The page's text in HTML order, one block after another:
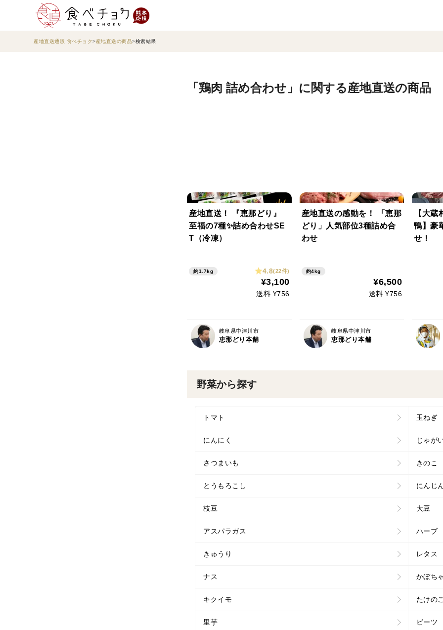
産地直送通販 食べチョク 産地直送の商品 検索結果
「鶏肉 詰め合わせ」に関する産地直送の商品
産地直送！ 『恵那どり』
至福の7種✨詰め合わせSE
T（冷凍）
約1.7kg 4.8(22件)
¥3,100
送料 ¥756
岐阜県中津川市
恵那どり本舗
産地直送の感動を！ 「恵那
どり」人気部位3種詰め合
わせ
約4kg
¥6,500
送料 ¥756
岐阜県中津川市
恵那どり本舗
【大
鴨】豪
せ！
野菜から探す
トマト 玉ねぎ
にんにく じゃが
さつまいも きのこ
とうもろこし にんじ
枝豆 大豆
アスパラガス ハーブ
きゅうり レタス
ナス かぼち
キクイモ たけのこ
里芋 ビーツ